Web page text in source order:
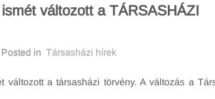
változott a TÁRSASHÁZI
Posted in Társasházi hírek
változott a társasházi törvény. A változás a